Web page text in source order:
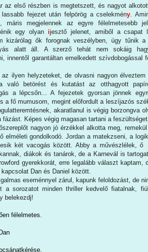
az első részben is megtetszett, és nagyot
fejezet után felpörög a cselekmény .
máris megjelennek az egyre félelmetesebb
egy olyan ijesztő jelenet, amiből a csapat
kizárólag ők forognak veszélyben, úgy tűnik a
alatt áll. A szerző tehát nem sokáig
innentől garantáltan emelkedett szívdobogással
ilyen helyzeteket, de olvasni nagyon
való betörést és kutatást az otthagyott
a lépcsőn... A fejezetek gyorsan jönnek
a fő mumusom, megint előfordult a leszíjazós
akaratlanul is végig borzongva
fázást. Képes végig magasan tartani a
nagyon jó érzékkel alkotta meg,
elméleti gondolkodó. Jordan a matekzseni, a
két vacogás között. Abby a művészlélek, ő
diákok és tanárok, de a Karnevál is
gyerekkorát, erre legalább választ kaptam,
Dan és Daniel között.
eseménnyel zárul, kapunk feloldozást, de
a sorozatot minden thriller kedvelő fiatalnak,
belekezdj!
félelmetes.
Dan